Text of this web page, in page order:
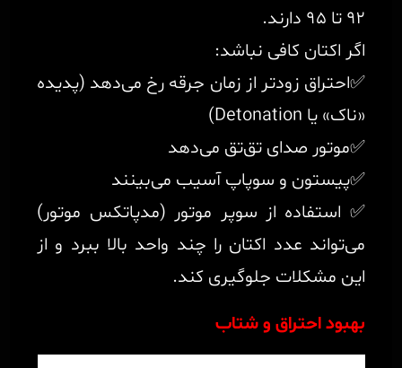
۹۲ تا ۹۵ دارند.
اگر اکتان کافی نباشد:
✅احتراق زودتر از زمان جرقه رخ می‌دهد (پدیده
«ناک» یا Detonation)
✅موتور صدای تق‌تق می‌دهد
✅پیستون و سوپاپ آسیب می‌بینند
✅ استفاده از سوپر موتور (مدپاتکس موتور)
می‌تواند عدد اکتان را چند واحد بالا ببرد و از
این مشکلات جلوگیری کند.
بهبود احتراق و شتاب